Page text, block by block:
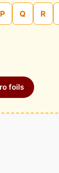
P Q R
foils